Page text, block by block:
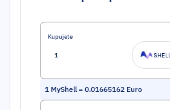
Kupujete
SHELL
1 MyShell= 0.01665162 Euro